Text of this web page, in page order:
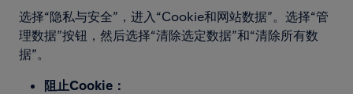
选择“隐私与安全”，进入“Cookie和网站数据”。选择“管
理数据”按钮，然后选择“清除选定数据”和“清除所有数
据”。
阻止Cookie：